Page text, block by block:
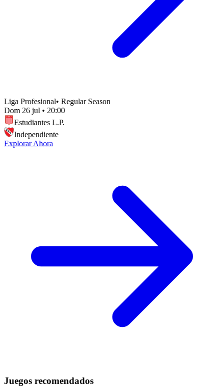
Liga Profesional• Regular Season
Dom 26 jul • 20:00
Estudiantes L.P.
Independiente
Explorar Ahora
Juegos recomendados